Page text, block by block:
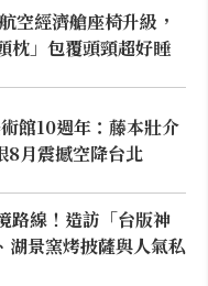
空經濟艙座椅升級，
」包覆頭頸超好睡
館10週年：藤本壯介
8月震撼空降台北
路線！造訪「台版神
湖景窯烤披薩與人氣私